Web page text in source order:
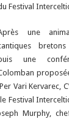
Festival
une
une
Vari Kervarec,
Festival
Murphy,